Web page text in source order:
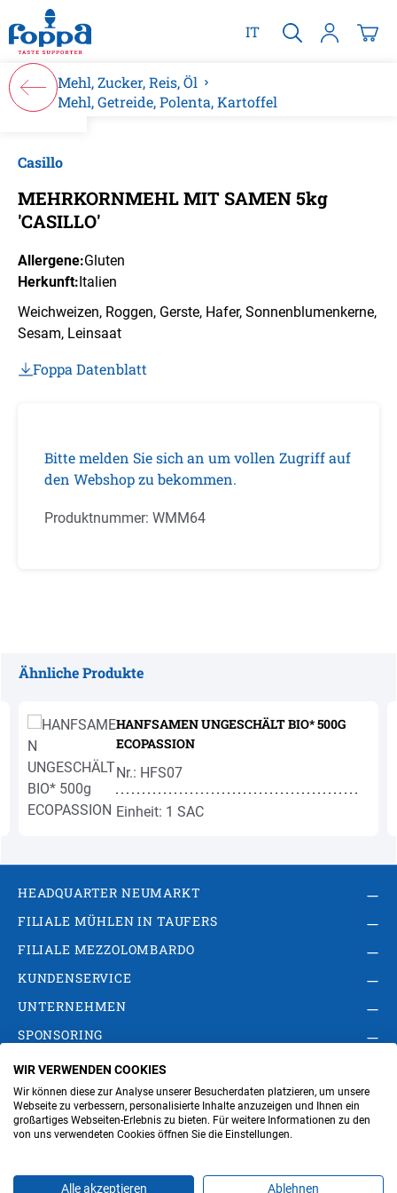
springen
IT
Mehl, Zucker, Reis, Öl
Mehl, Getreide, Polenta, Kartoffel
Casillo
MEHRKORNMEHL MIT SAMEN 5kg
'CASILLO'
Allergene:Gluten
Herkunft:Italien
Weichweizen, Roggen, Gerste, Hafer, Sonnenblumenkerne,
Sesam, Leinsaat
Foppa Datenblatt
Bitte melden Sie sich an um vollen Zugriff auf
den Webshop zu bekommen.
Produktnummer: WMM64
Ähnliche Produkte
HANFSAMEN UNGESCHÄLT BIO* 500G
ECOPASSION
Nr.: HFS07
Einheit: 1 SAC
HEADQUARTER NEUMARKT
FILIALE MÜHLEN IN TAUFERS
FILIALE MEZZOLOMBARDO
KUNDENSERVICE
UNTERNEHMEN
SPONSORING
AGB Privacy Policy
Impressum
Cookie-Einstellungen ändern
Verwaltung
WIR VERWENDEN COOKIES
Wir können diese zur Analyse unserer Besucherdaten platzieren, um unsere
Webseite zu verbessern, personalisierte Inhalte anzuzeigen und Ihnen ein
großartiges Webseiten-Erlebnis zu bieten. Für weitere Informationen zu den
von uns verwendeten Cookies öffnen Sie die Einstellungen.
Alle akzeptieren Ablehnen